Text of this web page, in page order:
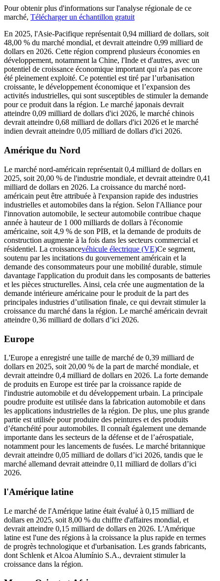
Pour obtenir plus d'informations sur l'analyse régionale de ce
marché, Télécharger un échantillon gratuit
En 2025, l'Asie-Pacifique représentait 0,94 milliard de dollars, soit
48,00 % du marché mondial, et devrait atteindre 0,99 milliard de
dollars en 2026. Cette région comprend plusieurs économies en
développement, notamment la Chine, l'Inde et d'autres, avec un
potentiel de croissance économique important qui n'a pas encore
été pleinement exploité. Ce potentiel est tiré par l’urbanisation
croissante, le développement économique et l’expansion des
activités industrielles, qui sont susceptibles de stimuler la demande
pour ce produit dans la région. Le marché japonais devrait
atteindre 0,09 milliard de dollars d'ici 2026, le marché chinois
devrait atteindre 0,68 milliard de dollars d'ici 2026 et le marché
indien devrait atteindre 0,05 milliard de dollars d'ici 2026.
Amérique du Nord
Le marché nord-américain représentait 0,4 milliard de dollars en
2025, soit 20,00 % de l'industrie mondiale, et devrait atteindre 0,41
milliard de dollars en 2026. La croissance du marché nord-
américain peut être attribuée à l'expansion rapide des industries
industrielles et automobiles dans la région. Selon l'Alliance pour
l'innovation automobile, le secteur automobile contribue chaque
année à hauteur de 1 000 milliards de dollars à l'économie
américaine, soit 4,9 % de son PIB, et la demande de produits de
construction augmente à la fois dans les secteurs commercial et
résidentiel. La croissancevéhicule électrique (VE)Ce segment,
soutenu par les incitations du gouvernement américain et la
demande des consommateurs pour une mobilité durable, stimule
davantage l'application du produit dans les composants de batteries
et les pièces structurelles. Ainsi, cela crée une augmentation de la
demande intérieure américaine pour le produit de la part des
principales industries d’utilisation finale, ce qui devrait stimuler la
croissance du marché dans la région. Le marché américain devrait
atteindre 0,36 milliard de dollars d’ici 2026.
Europe
L'Europe a enregistré une taille de marché de 0,39 milliard de
dollars en 2025, soit 20,00 % de la part de marché mondiale, et
devrait atteindre 0,4 milliard de dollars en 2026. La forte demande
de produits en Europe est tirée par la croissance rapide de
l'industrie automobile et du développement urbain. La principale
poudre produite est utilisée dans la fabrication automobile et dans
les applications industrielles de la région. De plus, une plus grande
partie est utilisée pour produire des peintures et des produits
d’étanchéité pour automobiles. Il connaît également une demande
importante dans les secteurs de la défense et de l’aérospatiale,
notamment pour les lancements de fusées. Le marché britannique
devrait atteindre 0,05 milliard de dollars d’ici 2026, tandis que le
marché allemand devrait atteindre 0,11 milliard de dollars d’ici
2026.
l'Amérique latine
Le marché de l'Amérique latine était évalué à 0,15 milliard de
dollars en 2025, soit 8,00 % du chiffre d'affaires mondial, et
devrait atteindre 0,15 milliard de dollars en 2026. L'Amérique
latine est l'une des régions à la croissance la plus rapide en termes
de progrès technologique et d'urbanisation. Les grands fabricants,
dont Schlenk et Alcoa Alumínio S.A., devraient stimuler la
croissance dans la région.